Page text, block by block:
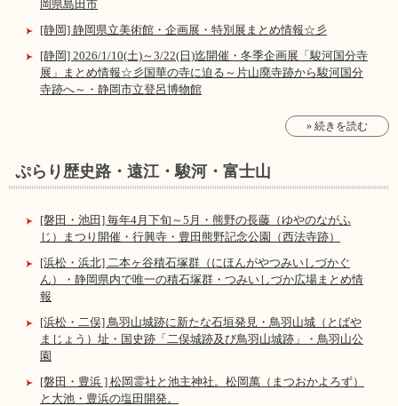
岡県島田市
[静岡] 静岡県立美術館・企画展・特別展まとめ情報☆彡
[静岡] 2026/1/10(土)～3/22(日)迄開催・冬季企画展「駿河国分寺
展」まとめ情報☆彡国華の寺に迫る～片山廃寺跡から駿河国分
寺跡へ～・静岡市立登呂博物館
» 続きを読む
ぷらり歴史路・遠江・駿河・富士山
[磐田・池田] 毎年4月下旬～5月・熊野の長藤（ゆやのながふ
じ）まつり開催・行興寺・豊田熊野記念公園（西法寺跡）
[浜松・浜北] 二本ヶ谷積石塚群（にほんがやつみいしづかぐ
ん）・静岡県内で唯一の積石塚群・つみいしづか広場まとめ情
報
[浜松・二俣] 鳥羽山城跡に新たな石垣発見・鳥羽山城（とばや
まじょう）址・国史跡「二俣城跡及び鳥羽山城跡」・鳥羽山公
園
[磐田・豊浜 ] 松岡霊社と池主神社。松岡萬（まつおかよろず）
と大池・豊浜の塩田開発。